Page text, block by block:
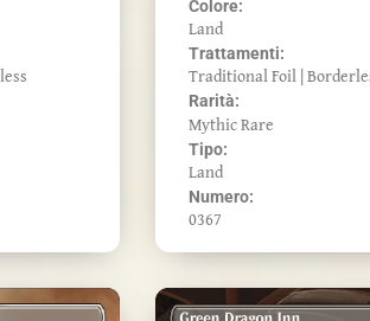
Colore:
Land
Trattamenti:
Traditional Foil |
Rarità:
Mythic Rare
Tipo:
Land
Numero:
0367